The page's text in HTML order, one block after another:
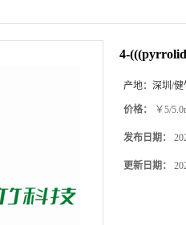
4-
产地： 深圳/健
价格： ￥5/
发布日期：
更新日期：